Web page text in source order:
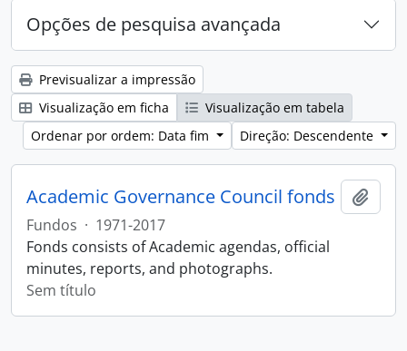
Opções de pesquisa avançada
Previsualizar a impressão
Visualização em ficha
Visualização em tabela
Ordenar por ordem: Data fim
Direção: Descendente
Academic Governance Council fonds
Fundos · 1971-2017
Fonds consists of Academic agendas, official
minutes, reports, and photographs.
Sem título